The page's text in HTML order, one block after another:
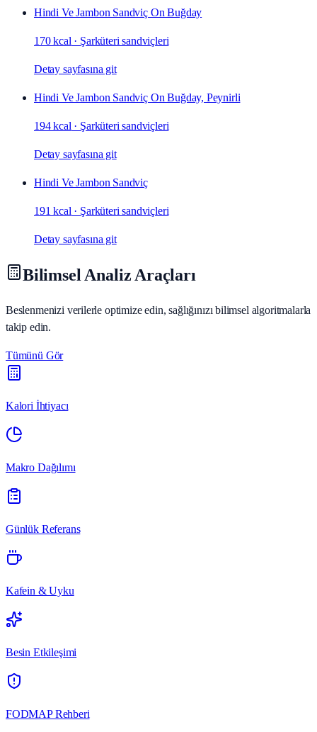
Hindi Ve Jambon Sandviç On Buğday
170 kcal · Şarküteri sandviçleri
Detay sayfasına git
Hindi Ve Jambon Sandviç On Buğday, Peynirli
194 kcal · Şarküteri sandviçleri
Detay sayfasına git
Hindi Ve Jambon Sandviç
191 kcal · Şarküteri sandviçleri
Detay sayfasına git
Bilimsel Analiz Araçları
Beslenmenizi verilerle optimize edin, sağlığınızı bilimsel algoritmalarla
takip edin.
Tümünü Gör
Kalori İhtiyacı
Makro Dağılımı
Günlük Referans
Kafein & Uyku
Besin Etkileşimi
FODMAP Rehberi